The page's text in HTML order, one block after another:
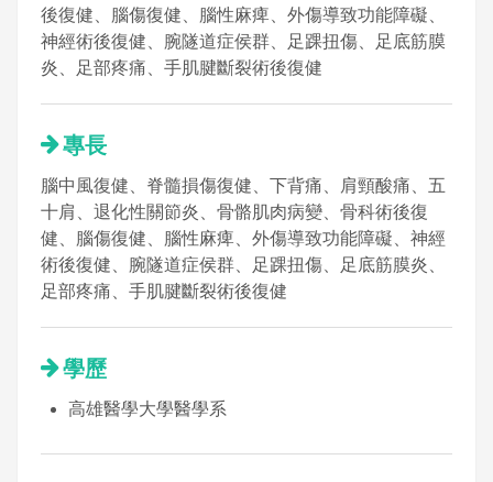
後復健、腦傷復健、腦性麻痺、外傷導致功能障礙、
神經術後復健、腕隧道症侯群、足踝扭傷、足底筋膜
炎、足部疼痛、手肌腱斷裂術後復健
專長
腦中風復健、脊髓損傷復健、下背痛、肩頸酸痛、五
十肩、退化性關節炎、骨骼肌肉病變、骨科術後復
健、腦傷復健、腦性麻痺、外傷導致功能障礙、神經
術後復健、腕隧道症侯群、足踝扭傷、足底筋膜炎、
足部疼痛、手肌腱斷裂術後復健
學歷
高雄醫學大學醫學系